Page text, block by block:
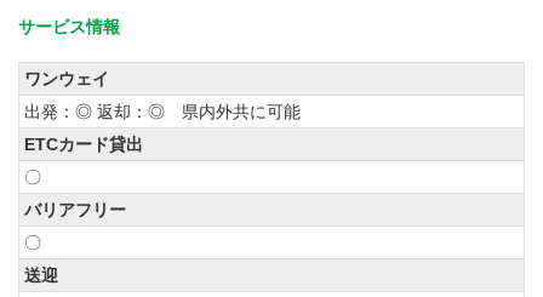
サービス情報
ワンウェイ
出発：◎ 返却：◎ 県内外共に可能
ETCカード貸出
〇
バリアフリー
〇
送迎